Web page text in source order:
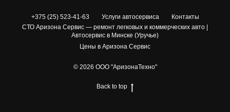
+375 (25) 523-41-63 Услуги автосервиса
Контакты
СТО Аризона Сервис — ремонт легковых и коммерческих авто |
Автосервис в Минске (Уручье)
Цены в Аризона Сервис
© 2026 ООО "АризонаТехно"
Back to top